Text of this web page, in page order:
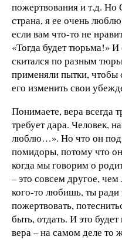
пожертвования и т.д. Но
страна, я ее очень
если вам что-то не
«Тогда будет тюрьма!»
скитался по разным
применяли пытки, чтобы
его изменить свои
Понимаете, вера всегда
требует дара. Человек,
люблю…». Но что он под
помидоры, потому что
когда мы говорим о
– это совсем другое,
кого-то любишь, ты ради
пожертвовать,
быть, отдать. И это
вера – на самом деле то